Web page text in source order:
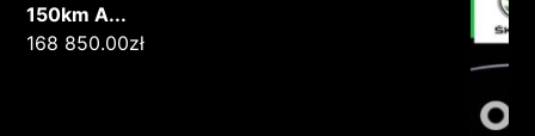
150km A...
168 850.00zł